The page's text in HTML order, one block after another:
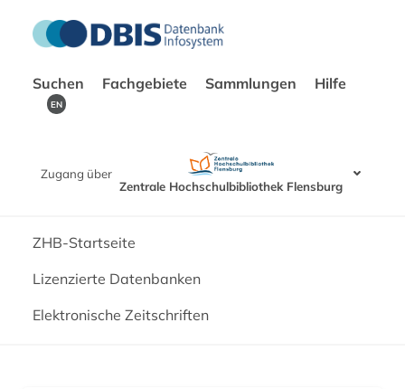
Suchen Fachgebiete Sammlungen Hilfe
EN
Zugang über
Zentrale Hochschulbibliothek Flensburg
ZHB-Startseite
Lizenzierte Datenbanken
Elektronische Zeitschriften